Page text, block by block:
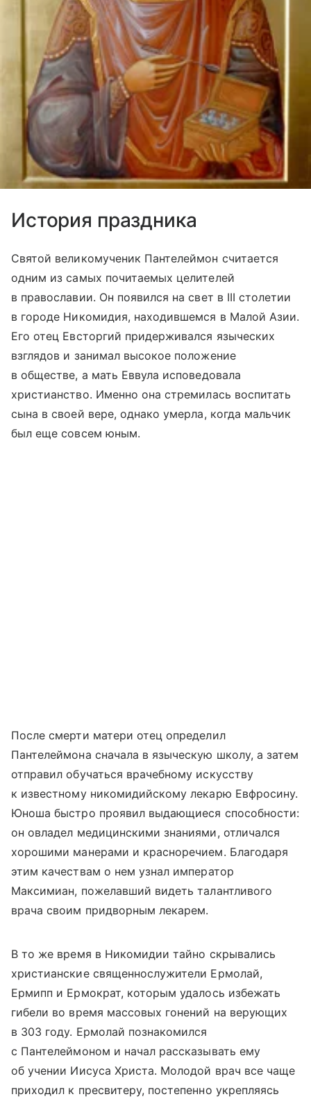
История праздника
Святой великомученик Пантелеймон считается
одним из самых почитаемых целителей
в православии. Он появился на свет в III столетии
в городе Никомидия, находившемся в Малой Азии.
Его отец Евсторгий придерживался языческих
взглядов и занимал высокое положение
в обществе, а мать Еввула исповедовала
христианство. Именно она стремилась воспитать
сына в своей вере, однако умерла, когда мальчик
был еще совсем юным.
После смерти матери отец определил
Пантелеймона сначала в языческую школу, а затем
отправил обучаться врачебному искусству
к известному никомидийскому лекарю Евфросину.
Юноша быстро проявил выдающиеся способности:
он овладел медицинскими знаниями, отличался
хорошими манерами и красноречием. Благодаря
этим качествам о нем узнал император
Максимиан, пожелавший видеть талантливого
врача своим придворным лекарем.
В то же время в Никомидии тайно скрывались
христианские священнослужители Ермолай,
Ермипп и Ермократ, которым удалось избежать
гибели во время массовых гонений на верующих
в 303 году. Ермолай познакомился
с Пантелеймоном и начал рассказывать ему
об учении Иисуса Христа. Молодой врач все чаще
приходил к пресвитеру, постепенно укрепляясь